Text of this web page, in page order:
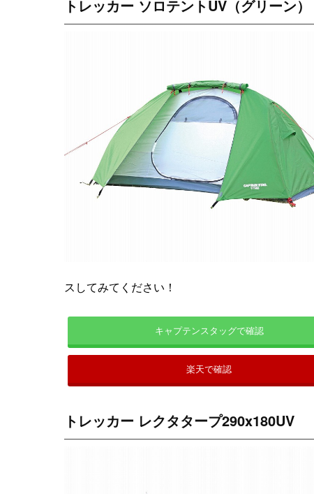
トレッカー ソロテントUV（グリーン）
スしてみてください！
キャプテンスタッグで確認
楽天で確認
トレッカー レクタタープ290x180UV